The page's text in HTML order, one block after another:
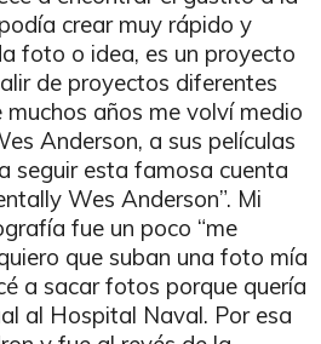
crear muy rápido y
foto o idea, es un proyecto
de proyectos diferentes
años me volví medio
Anderson, a sus películas
seguir esta famosa cuenta
Wes Anderson”. Mi
fue un poco “me
que suban una foto mía
a sacar fotos porque quería
al Hospital Naval. Por esa